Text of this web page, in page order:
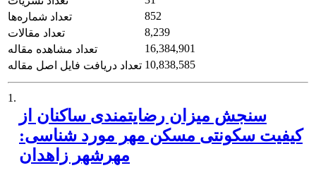
تعداد شماره‌ها
852
تعداد مقالات
8,239
تعداد مشاهده مقاله
16,384,901
تعداد دریافت فایل اصل مقاله 10,838,585
1.
سنجش میزان رضایتمندی ساکنان از
کیفیت سکونتی مسکن مهر مورد شناسی:
مهرشهر زاهدان